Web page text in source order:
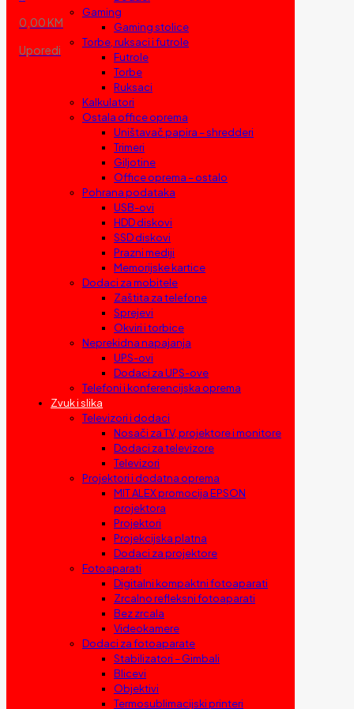
0,00 KM
Uporedi
Gaming
Gaming stolice
Torbe, ruksaci i futrole
Futrole
Torbe
Ruksaci
Kalkulatori
Ostala office oprema
Uništavač papira – shredderi
Trimeri
Giljotine
Office oprema – ostalo
Pohrana podataka
USB-ovi
HDD diskovi
SSD diskovi
Prazni mediji
Memorijske kartice
Dodaci za mobitele
Zaštita za telefone
Sprejevi
Okviri i torbice
Neprekidna napajanja
UPS-ovi
Dodaci za UPS-ove
Telefoni i konferencijska oprema
Zvuk i slika
Televizori i dodaci
Nosači za TV, projektore i monitore
Dodaci za televizore
Televizori
Projektori i dodatna oprema
MIT ALEX promocija EPSON
projektora
Projektori
Projekcijska platna
Dodaci za projektore
Fotoaparati
Digitalni kompaktni fotoaparati
Zrcalno refleksni fotoaparati
Bez zrcala
Videokamere
Dodaci za fotoaparate
Stabilizatori – Gimbali
Blicevi
Objektivi
Termosublimacijski printeri